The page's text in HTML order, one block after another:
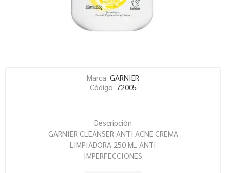
Marca: GARNIER
Código: 72005
Descripción
GARNIER CLEANSER ANTI ACNE CREMA
LIMPIADORA 250 ML ANTI
IMPERFECCIONES